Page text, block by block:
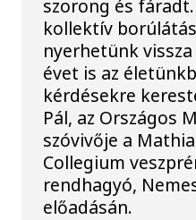
szorong és
kollektív
nyerhetünk
évet is az
kérdésekre
Pál, az Országos
szóvivője a
Collegium
rendhagyó,
előadásán.